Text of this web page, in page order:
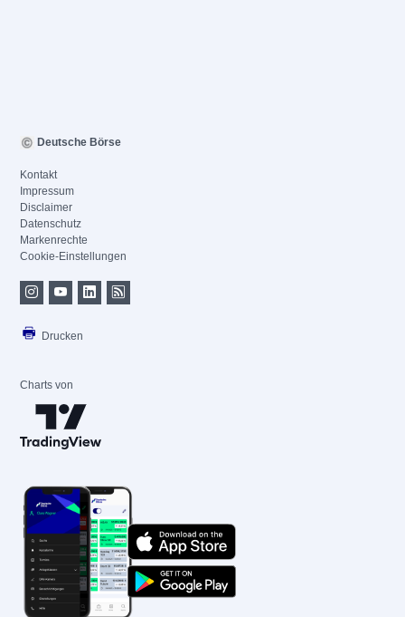
Deutsche Börse
Kontakt
Impressum
Disclaimer
Datenschutz
Markenrechte
Cookie-Einstellungen
Drucken
Charts von